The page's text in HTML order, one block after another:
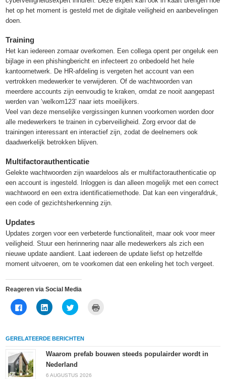
het op het moment is gesteld met de digitale veiligheid en aanbevelingen
doen.
Training
Het kan iedereen zomaar overkomen. Een collega opent per ongeluk een
bijlage in een phishingbericht en infecteert zo onbedoeld het hele
kantoornetwerk. De HR-afdeling is vergeten het account van een
vertrokken medewerker te verwijderen. Of de wachtwoorden van
meerdere accounts zijn eenvoudig te kraken, omdat ze nooit aangepast
werden van ‘welkom123’ naar iets moeilijkers.
Veel van deze menselijke vergissingen kunnen voorkomen worden door
alle medewerkers te trainen in cyberveiligheid. Zorg ervoor dat de
trainingen interessant en interactief zijn, zodat de deelnemers ook
daadwerkelijk betrokken blijven.
Multifactorauthenticatie
Gelekte wachtwoorden zijn waardeloos als er multifactorauthenticatie op
een account is ingesteld. Inloggen is dan alleen mogelijk met een correct
wachtwoord en een extra identificatiemethode. Dat kan een vingerafdruk,
een code of gezichtsherkenning zijn.
Updates
Updates zorgen voor een verbeterde functionaliteit, maar ook voor meer
veiligheid. Stuur een herinnering naar alle medewerkers als zich een
nieuwe update aandient. Laat iedereen de update liefst op hetzelfde
moment uitvoeren, om te voorkomen dat een enkeling het toch vergeet.
Reageren via Social Media
Klik
om
Facebook
(Wordt
een
nieuw
venster
geopend)
Klik
om
delen
(Wordt
een
nieuw
venster
geopend)
Klik
om
Twitter
(Wordt
een
nieuw
venster
geopend)
nieuw
GERELATEERDE BERICHTEN
Waarom prefab bouwen steeds populairder wordt in
Nederland
6 AUGUSTUS 2026